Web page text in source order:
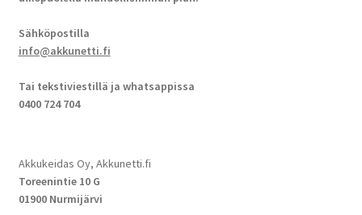
Sähköpostilla
info@akkunetti.fi
Tai tekstiviestillä ja whatsappissa
0400 724 704
Akkukeidas Oy, Akkunetti.fi
Toreenintie 10 G
01900 Nurmijärvi